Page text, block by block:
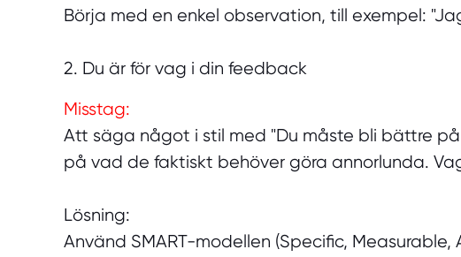
Börja med en enkel observation, till exempel:
2. Du är för vag i din feedback
Misstag:
Att säga något i stil med "Du måste bli bättre
på vad de faktiskt behöver göra annorlunda.
Lösning:
Använd SMART-modellen (Specific,